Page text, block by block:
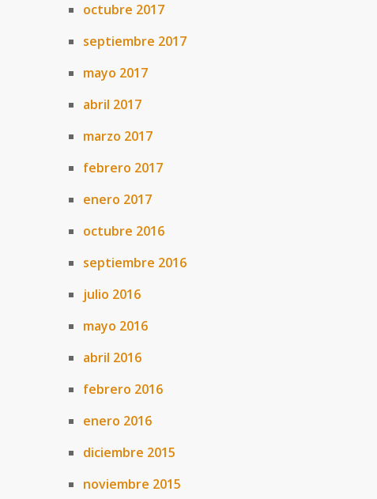
octubre 2017
septiembre 2017
mayo 2017
abril 2017
marzo 2017
febrero 2017
enero 2017
octubre 2016
septiembre 2016
julio 2016
mayo 2016
abril 2016
febrero 2016
enero 2016
diciembre 2015
noviembre 2015